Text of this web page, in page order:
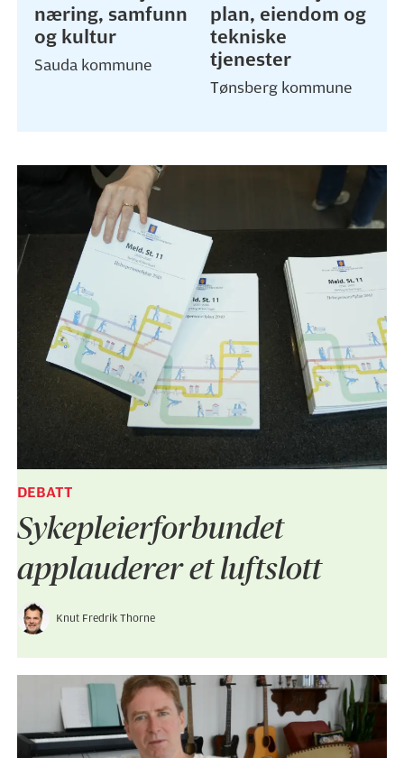
næring, samfunn
og kultur
Sauda kommune
plan, eiendom og
tekniske
tjenester
Tønsberg kommune
DEBATT
Sykepleier­forbundet
applauderer et luftslott
Knut Fredrik Thorne